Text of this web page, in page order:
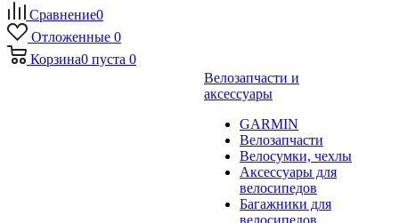
Сравнение0
Отложенные 0
Корзина0 пуста 0
Велозапчасти и
аксессуары
GARMIN
Велозапчасти
Велосумки, чехлы
Аксессуары для
велосипедов
Багажники для
велосипедов